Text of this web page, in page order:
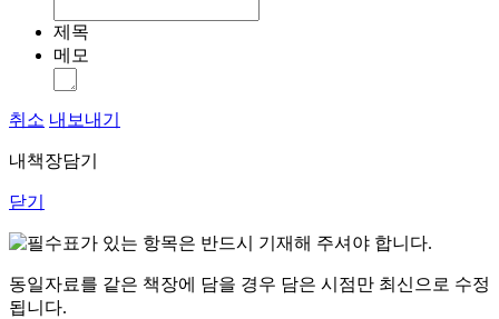
제목
메모
취소 내보내기
내책장담기
닫기
표가 있는 항목은 반드시 기재해 주셔야 합니다.
동일자료를 같은 책장에 담을 경우 담은 시점만 최신으로 수정
됩니다.